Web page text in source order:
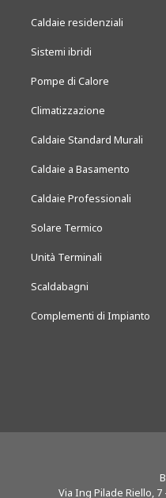
Caldaie residenziali
Sistemi ibridi
Pompe di Calore
Climatizzazione
Caldaie Standard Murali
Caldaie a Basamento
Caldaie Professionali
Solare Termico
Unità Terminali
Scaldabagni
Complementi di Impianto
Via Ing Pilade Riello, 7